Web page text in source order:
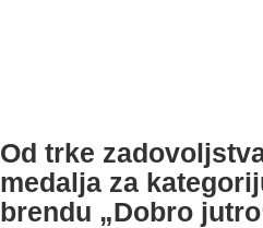
Od trke
medalja za
brendu „Dobro